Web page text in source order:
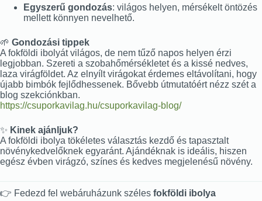
Egyszerű gondozás: világos helyen, mérsékelt öntözés
mellett könnyen nevelhető.
🌱 Gondozási tippek
A fokföldi ibolyát világos, de nem tűző napos helyen érzi
legjobban. Szereti a szobahőmérsékletet és a kissé nedves,
laza virágföldet. Az elnyílt virágokat érdemes eltávolítani, hogy
újabb bimbók fejlődhessenek. Bővebb útmutatóért nézz szét a
blog szekciónkban.
https://csuporkavilag.hu/csuporkavilag-blog/
✨ Kinek ajánljuk?
A fokföldi ibolya tökéletes választás kezdő és tapasztalt
növénykedvelőknek egyaránt. Ajándéknak is ideális, hiszen
egész évben virágzó, színes és kedves megjelenésű növény.
👉 Fedezd fel webáruházunk széles fokföldi ibolya